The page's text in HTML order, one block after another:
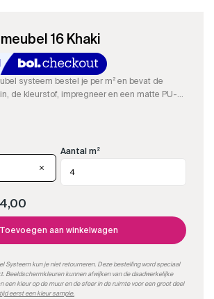
16 Khaki
systeem bestel je per m² en bevat de
de kleurstof, impregneer en een matte PU-
waterdicht Beton Cire meubel te maken.
Aantal m²
Toevoegen aan winkelwagen
Systeem kun je niet retourneren. Deze bestelling word speciaal
Beeldschermkleuren kunnen afwijken van de daadwerkelijke
een kleur op de muur en de sfeer in de ruimte voor een groot deel
eerst een kleur sample.